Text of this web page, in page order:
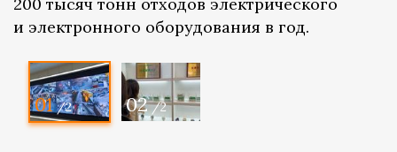
200 тысяч тонн отходов электрического
и электронного оборудования в год.
01 /2 02 /2